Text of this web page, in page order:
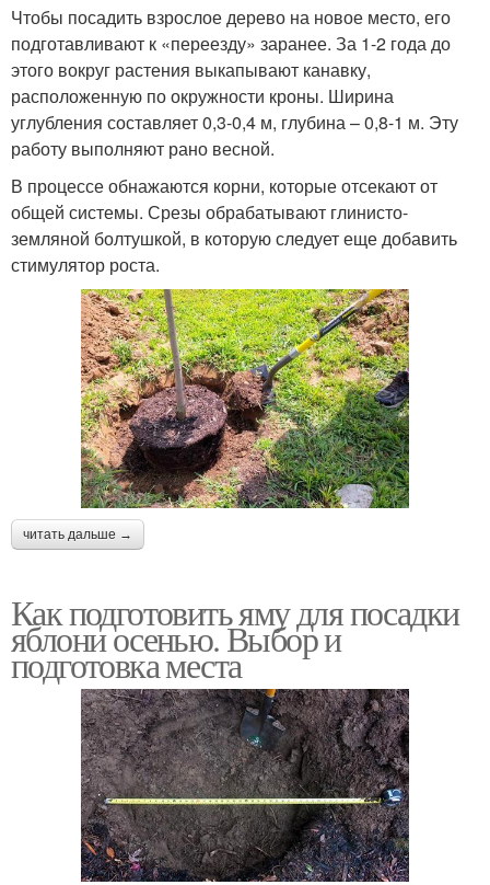
Чтобы посадить взрослое дерево на новое место, его
подготавливают к «переезду» заранее. За 1-2 года до
этого вокруг растения выкапывают канавку,
расположенную по окружности кроны. Ширина
углубления составляет 0,3-0,4 м, глубина – 0,8-1 м. Эту
работу выполняют рано весной.
В процессе обнажаются корни, которые отсекают от
общей системы. Срезы обрабатывают глинисто-
земляной болтушкой, в которую следует еще добавить
стимулятор роста.
читать дальше →
Как подготовить яму для посадки
яблони осенью. Выбор и
подготовка места